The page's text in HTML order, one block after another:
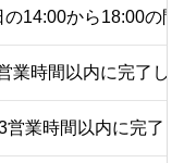
の14:00から18:00の
業時間以内に完了し
営業時間以内に完了